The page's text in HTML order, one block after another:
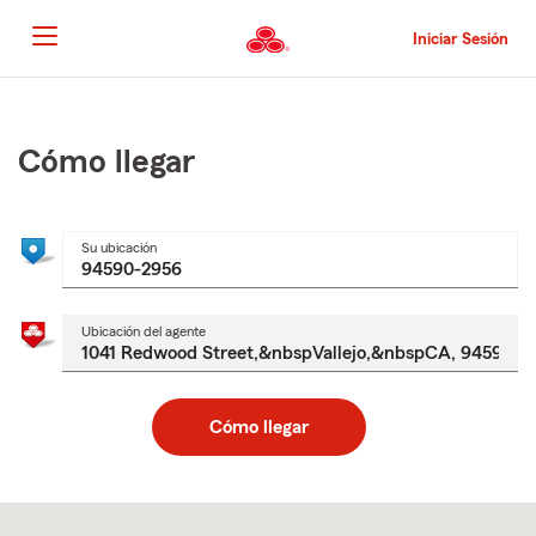
al
contenido
principal
Iniciar Sesión
principal
Cómo llegar
Su ubicación
Ubicación del agente
Cómo llegar
to